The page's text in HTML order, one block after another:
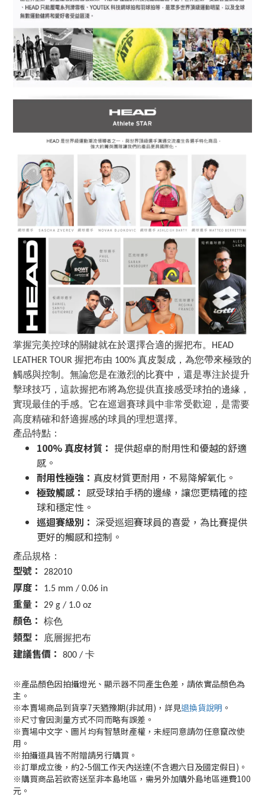
掌握完美控球的關鍵就在於選擇合適的握把布。HEAD
LEATHER TOUR 握把布由 100% 真皮製成，為您帶來極致的
觸感與控制。無論您是在激烈的比賽中，還是專注於提升
擊球技巧，這款握把布將為您提供直接感受球拍的邊緣，
實現最佳的手感。它在巡迴賽球員中非常受歡迎，是需要
高度精確和舒適握感的球員的理想選擇。
產品特點：
100% 真皮材質： 提供超卓的耐用性和優越的舒適
感。
耐用性極強 ： 真皮材質更耐用，不易降解氧化。
極致觸感： 感受球拍手柄的邊緣，讓您更精確的控
球和穩定性。
巡迴賽級別： 深受巡迴賽球員的喜愛，為比賽提供
更好的觸感和控制。
產品規格：
型號： 282010
厚度： 1.5 mm / 0.06 in
重量： 29 g / 1.0 oz
顏色： 棕色
類型： 底層握把布
建議售價： 800 / 卡
※產品顏色因拍攝燈光、顯示器不同產生色差，請依實品顏色為
主。
※本賣場商品到貨享7天猶豫期(非試用)，詳見退換貨說明 。
※尺寸會因測量方式不同而略有誤差。
※賣場中文字、圖片均有智慧財產權，未經同意請勿任意竄改使
用。
※拍攝道具皆不附贈請另行購買。
※訂單成立後，約2-5個工作天內送達(不含週六日及國定假日)。
※購買商品若欲寄送至非本島地區，需另外加購外島地區運費100
元。